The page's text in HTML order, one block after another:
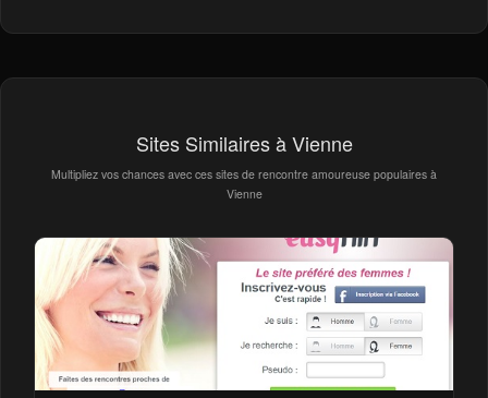
Sites Similaires à Vienne
Multipliez vos chances avec ces sites de rencontre amoureuse populaires à
Vienne